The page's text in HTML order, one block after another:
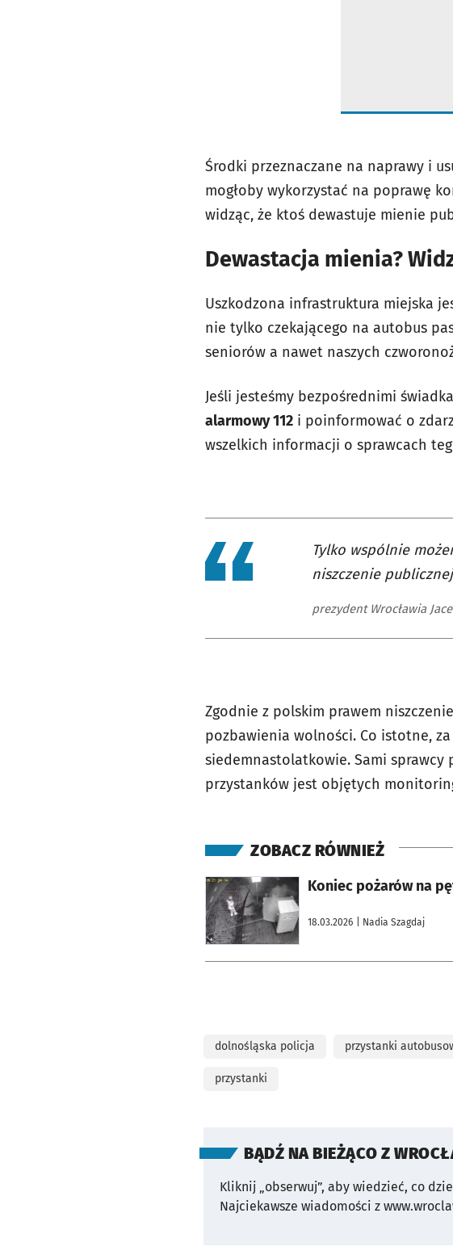
Środki przeznaczane na naprawy i
mogłoby wykorzystać na poprawę
widząc, że ktoś dewastuje mienie
Dewastacja mienia?
Uszkodzona infrastruktura miejska
nie tylko czekającego na autobus
seniorów a nawet naszych
Jeśli jesteśmy bezpośrednimi
alarmowy 112 i poinformować o
wszelkich informacji o sprawcach
Tylko wspólnie
niszczenie
prezydent Wrocławia
Zgodnie z polskim prawem
pozbawienia wolności. Co istotne,
siedemnastolatkowie. Sami sprawcy
przystanków jest objętych
ZOBACZ RÓWNIEŻ
Koniec pożarów na
18.03.2026 | Nadia Szagdaj
otworzy się w nowej karcie
dolnośląska policja przystanki
przystanki
BĄDŹ NA BIEŻĄCO Z
Kliknij „obserwuj”, aby wiedzieć, co
Najciekawsze wiadomości z